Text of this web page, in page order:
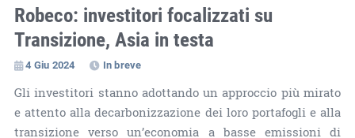
Robeco: investitori focalizzati su
Transizione, Asia in testa
4 Giu 2024 In breve
Gli investitori stanno adottando un approccio più mirato
e attento alla decarbonizzazione dei loro portafogli e alla
transizione verso un’economia a basse emissioni di